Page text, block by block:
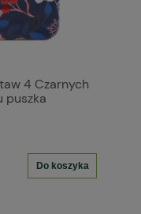
4 Czarnych
puszka
Do koszyka